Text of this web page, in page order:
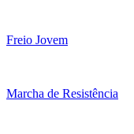
Freio Jovem
Marcha de Resistência